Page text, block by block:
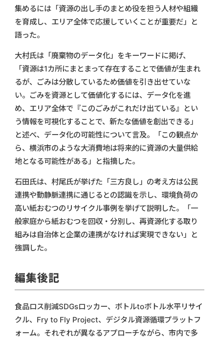
集めるには「資源の出し手のまとめ役を担う人材や組織
を育成し、エリア全体で応援していくことが重要だ」と
語った。
大村氏は「廃棄物のデータ化」をキーワードに掲げ、
「資源は1カ所にまとまって存在することで価値が生まれ
るが、ごみは分散しているため価値を引き出せていな
い。ごみを資源として価値化するには、データ化を進
め、エリア全体で『このごみがこれだけ出ている』とい
う情報を可視化することで、新たな価値を創出できる」
と述べ、データ化の可能性について言及。「この観点か
ら、横浜市のような大消費地は将来的に資源の大量供給
地となる可能性がある」と指摘した。
石田氏は、村尾氏が挙げた「三方良し」の考え方は公民
連携や動静脈連携に通じるとの認識を示し、環境負荷の
高い紙おむつのリサイクル事例を挙げて説明した。「一
般家庭から紙おむつを回収・分別し、再資源化する取り
組みは自治体と企業の連携がなければ実現できない」と
強調した。
編集後記
食品ロス削減SDGsロッカー、ボトルtoボトル水平リサイ
クル、Fry to Fly Project、デジタル資源循環プラットフ
ォーム。それぞれが異なるアプローチながら、市内で多